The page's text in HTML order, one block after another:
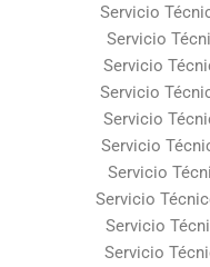
Servicio
Servicio
Servicio
Servicio
Servicio
Servicio
Servicio
Servicio
Servicio
Servicio